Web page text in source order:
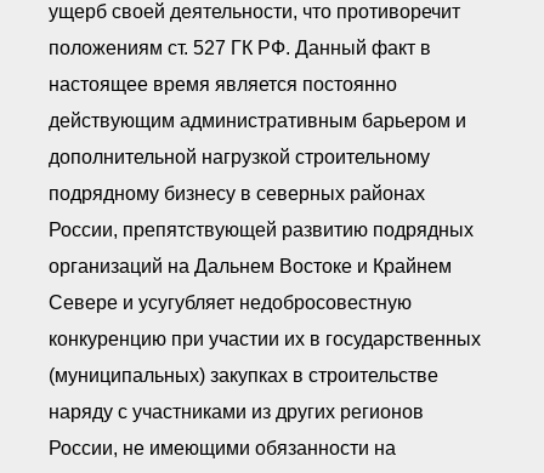
ущерб своей деятельности, что противоречит
положениям ст. 527 ГК РФ. Данный факт в
настоящее время является постоянно
действующим административным барьером и
дополнительной нагрузкой строительному
подрядному бизнесу в северных районах
России, препятствующей развитию подрядных
организаций на Дальнем Востоке и Крайнем
Севере и усугубляет недобросовестную
конкуренцию при участии их в государственных
(муниципальных) закупках в строительстве
наряду с участниками из других регионов
России, не имеющими обязанности на